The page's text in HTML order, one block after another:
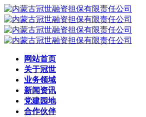
网站首页
关于冠世
业务领域
新闻资讯
党建园地
合作伙伴